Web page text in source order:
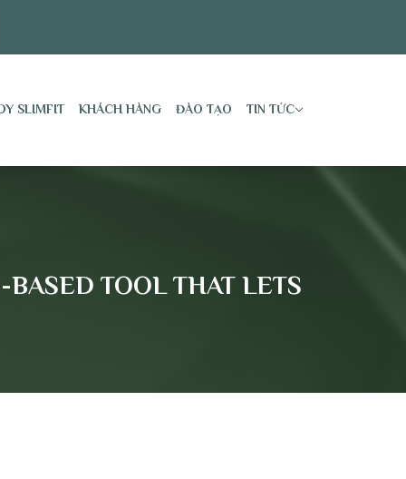
SLIMFIT KHÁCH HÀNG ĐÀO TẠO TIN TỨC
TOOL THAT LETS